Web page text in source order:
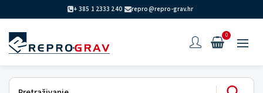
+ 385 1 2333 240 repro@repro-grav.hr
0